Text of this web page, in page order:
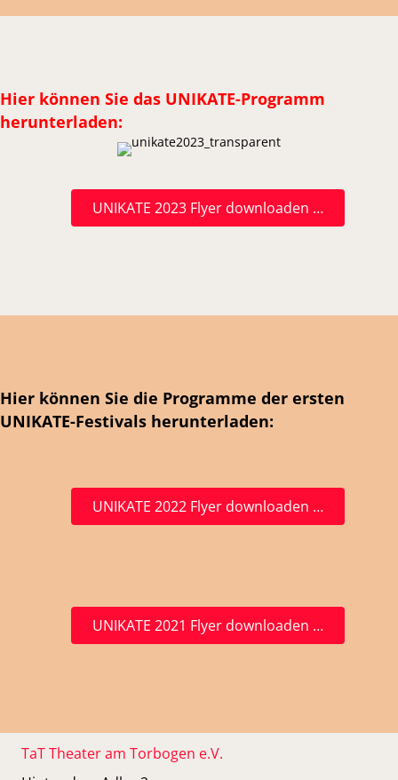
Hier können Sie das UNIKATE-Programm
herunterladen:
UNIKATE 2023 Flyer downloaden …
Hier können Sie die Programme der ersten
UNIKATE-Festivals herunterladen:
UNIKATE 2022 Flyer downloaden …
UNIKATE 2021 Flyer downloaden …
TaT Theater am Torbogen e.V.